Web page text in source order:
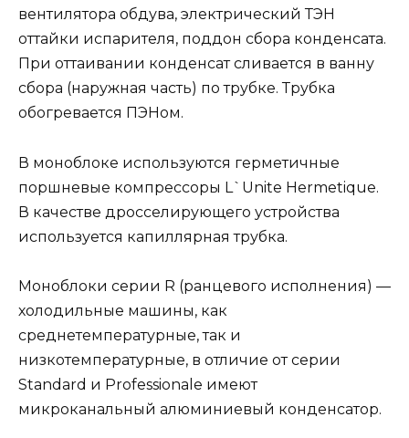
вентилятора обдува, электрический ТЭН
оттайки испарителя, поддон сбора конденсата.
При оттаивании конденсат сливается в ванну
сбора (наружная часть) по трубке. Трубка
обогревается ПЭНом.
В моноблоке используются герметичные
поршневые компрессоры L`Unite Hermetique.
В качестве дросселирующего устройства
используется капиллярная трубка.
Моноблоки серии R (ранцевого исполнения) —
холодильные машины, как
среднетемпературные, так и
низкотемпературные, в отличие от серии
Standard и Professionale имеют
микроканальный алюминиевый конденсатор.